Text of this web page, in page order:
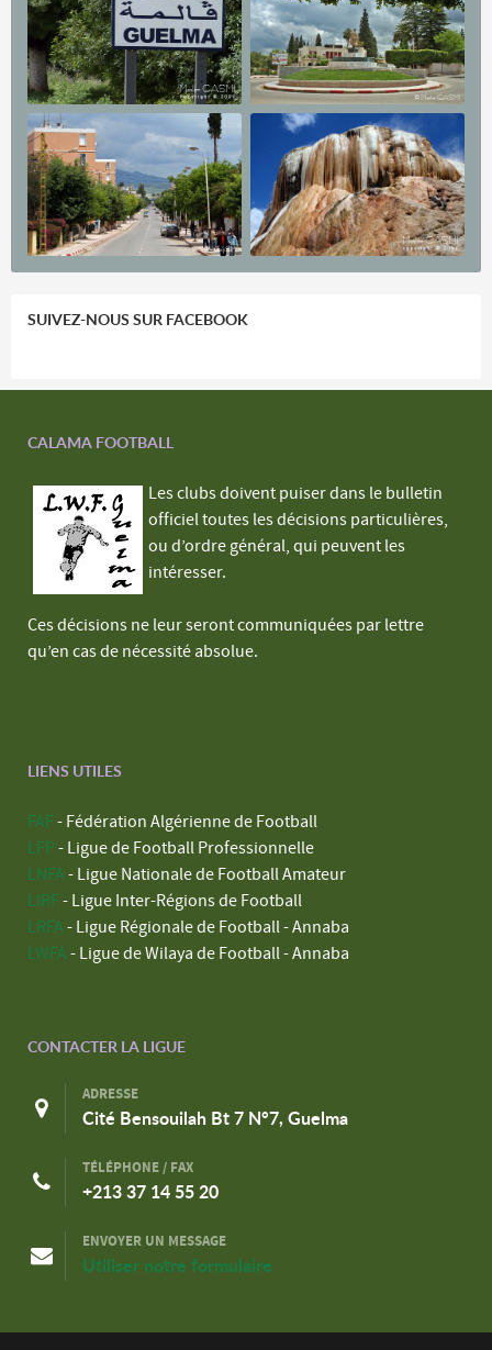
SUIVEZ-NOUS SUR FACEBOOK
CALAMA FOOTBALL
Les clubs doivent puiser dans le bulletin
officiel toutes les décisions particulières,
ou d’ordre général, qui peuvent les
intéresser.
Ces décisions ne leur seront communiquées par lettre
qu’en cas de nécessité absolue.
LIENS UTILES
FAF - Fédération Algérienne de Football
LFP - Ligue de Football Professionnelle
LNFA - Ligue Nationale de Football Amateur
LIRF - Ligue Inter-Régions de Football
LRFA - Ligue Régionale de Football - Annaba
LWFA - Ligue de Wilaya de Football - Annaba
CONTACTER LA LIGUE
ADRESSE
Cité Bensouilah Bt 7 N°7, Guelma
TÉLÉPHONE / FAX
+213 37 14 55 20
ENVOYER UN MESSAGE
Utiliser notre formulaire